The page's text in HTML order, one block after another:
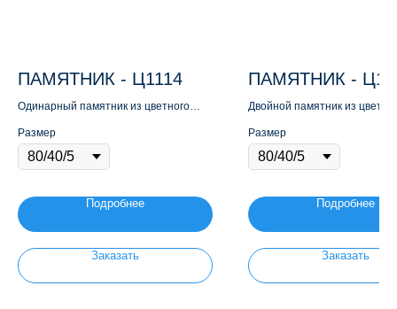
ПАМЯТНИК - Ц1114
Одинарный памятник из цветного
Размер
Подробнее
Заказать
ПАМЯТНИК -
Двойной памятник из
Размер
Подробнее
Заказать